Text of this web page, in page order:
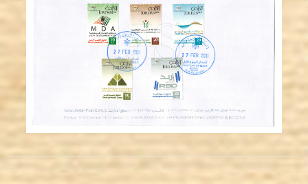
JS
EST. 2007